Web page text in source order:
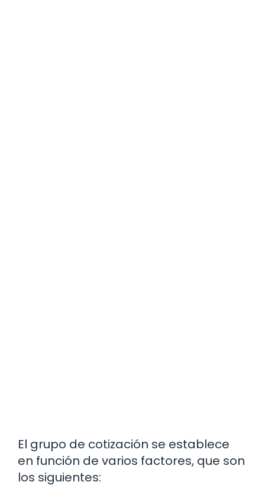
El grupo de cotización se establece
en función de varios factores, que son
los siguientes: